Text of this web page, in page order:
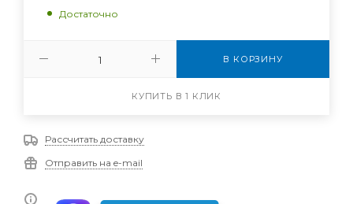
Достаточно
В КОРЗИНУ
КУПИТЬ В 1 КЛИК
Рассчитать доставку
Отправить на e-mail